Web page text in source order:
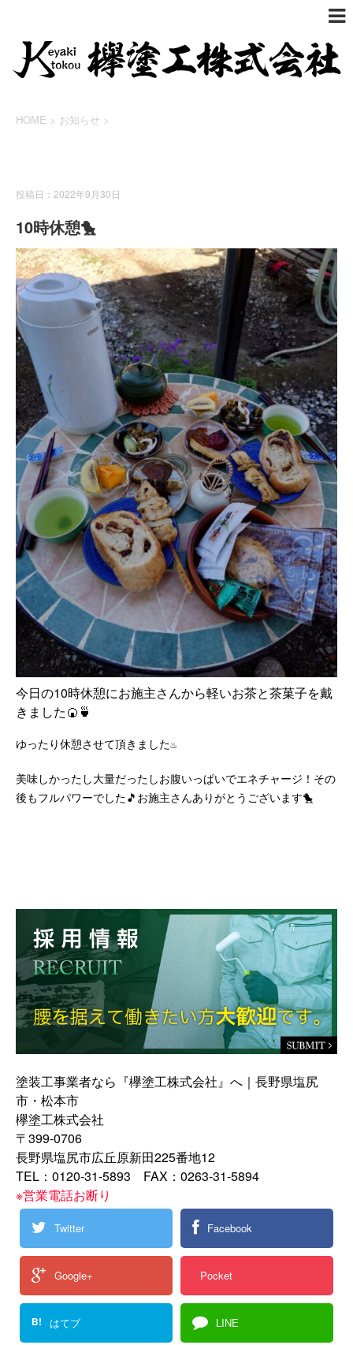
HOME > お知らせ >
投稿日：2022年9月30日
10時休憩🐤
今日の10時休憩にお施主さんから軽いお茶と茶菓子を戴
きました🍘🍵
ゆったり休憩させて頂きました♨
美味しかったし大量だったしお腹いっぱいでエネチャージ！その
後もフルパワーでした🎵お施主さんありがとうございます🐤
塗装工事業者なら『欅塗工株式会社』へ｜長野県塩尻
市・松本市
欅塗工株式会社
〒399-0706
長野県塩尻市広丘原新田225番地12
TEL：0120-31-5893 FAX：0263-31-5894
※営業電話お断り
Twitter Facebook
Google+ Pocket
B! はてブ LINE